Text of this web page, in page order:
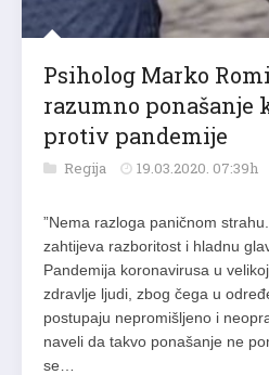
Psiholog Marko
razumno ponašanje
protiv pandemije
Regija 19.03.2020. 07:39h
”Nema razloga paničnom
zahtijeva razboritost i hladnu
Pandemija koronavirusa u
zdravlje ljudi, zbog čega u
postupaju nepromišljeno i
naveli da takvo ponašanje ne
se…